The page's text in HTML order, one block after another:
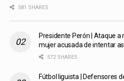
581 SHARES
Presidente Perón | Ataque a
mujer acusada de intentar
572 SHARES
Fútbol liguista | Defensores